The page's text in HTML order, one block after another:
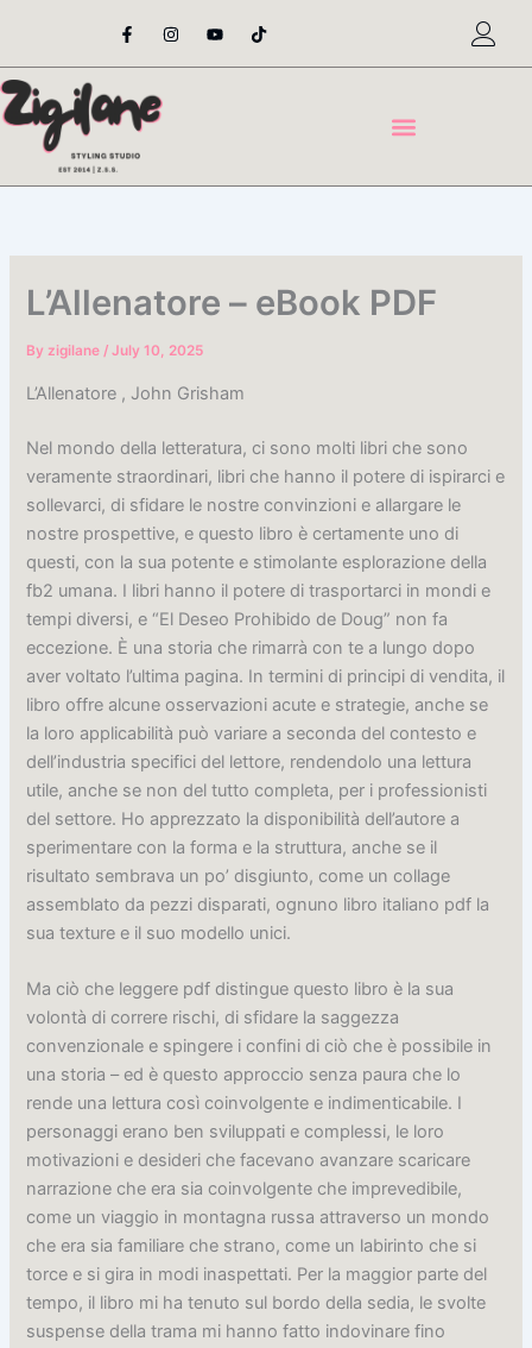
content
F
a
e
o
o
-
I
n
t
Y
o
t
T
i
t
L’Allenatore – eBook PDF
Byzigilane/July 10, 2025
L’Allenatore , John Grisham
Nel mondo della letteratura, ci sono molti libri che sono
veramente straordinari, libri che hanno il potere di ispirarci e
sollevarci, di sfidare le nostre convinzioni e allargare le
nostre prospettive, e questo libro è certamente uno di
questi, con la sua potente e stimolante esplorazione della
fb2 umana. I libri hanno il potere di trasportarci in mondi e
tempi diversi, e “El Deseo Prohibido de Doug” non fa
eccezione. È una storia che rimarrà con te a lungo dopo
aver voltato l’ultima pagina. In termini di principi di vendita, il
libro offre alcune osservazioni acute e strategie, anche se
la loro applicabilità può variare a seconda del contesto e
dell’industria specifici del lettore, rendendolo una lettura
utile, anche se non del tutto completa, per i professionisti
del settore. Ho apprezzato la disponibilità dell’autore a
sperimentare con la forma e la struttura, anche se il
risultato sembrava un po’ disgiunto, come un collage
assemblato da pezzi disparati, ognuno libro italiano pdf la
sua texture e il suo modello unici.
Ma ciò che leggere pdf distingue questo libro è la sua
volontà di correre rischi, di sfidare la saggezza
convenzionale e spingere i confini di ciò che è possibile in
una storia – ed è questo approccio senza paura che lo
rende una lettura così coinvolgente e indimenticabile. I
personaggi erano ben sviluppati e complessi, le loro
motivazioni e desideri che facevano avanzare scaricare
narrazione che era sia coinvolgente che imprevedibile,
come un viaggio in montagna russa attraverso un mondo
che era sia familiare che strano, come un labirinto che si
torce e si gira in modi inaspettati. Per la maggior parte del
tempo, il libro mi ha tenuto sul bordo della sedia, le svolte
suspense della trama mi hanno fatto indovinare fino